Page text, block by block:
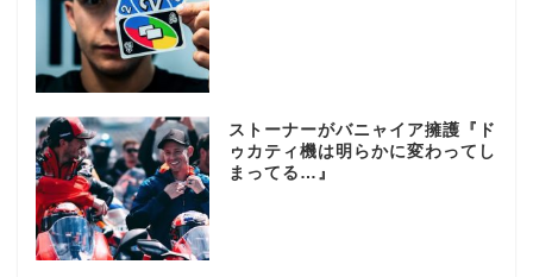
ストーナーがバニャイア擁護『ド
ゥカティ機は明らかに変わってし
まってる…』